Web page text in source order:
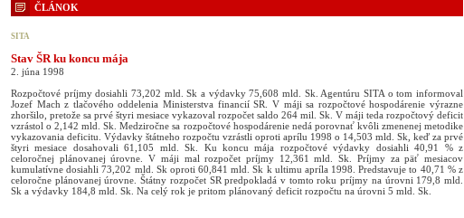
ČLÁNOK
SITA
Stav ŠR ku koncu mája
2. júna 1998
Rozpočtové príjmy dosiahli 73,202 mld. Sk a výdavky 75,608 mld. Sk. Agentúru SITA o tom informoval
Jozef Mach z tlačového oddelenia Ministerstva financií SR. V máji sa rozpočtové hospodárenie výrazne
zhoršilo, pretože sa prvé štyri mesiace vykazoval rozpočet saldo 264 mil. Sk. V máji teda rozpočtový deficit
vzrástol o 2,142 mld. Sk. Medziročne sa rozpočtové hospodárenie nedá porovnať kvôli zmenenej metodike
vykazovania deficitu. Výdavky štátneho rozpočtu vzrástli oproti aprílu 1998 o 14,503 mld. Sk, keď za prvé
štyri mesiace dosahovali 61,105 mld. Sk. Ku koncu mája rozpočtové výdavky dosiahli 40,91 % z
celoročnej plánovanej úrovne. V máji mal rozpočet príjmy 12,361 mld. Sk. Príjmy za päť mesiacov
kumulatívne dosiahli 73,202 mld. Sk oproti 60,841 mld. Sk k ultimu apríla 1998. Predstavuje to 40,71 % z
celoročne plánovanej úrovne. Štátny rozpočet SR predpokladá v tomto roku príjmy na úrovni 179,8 mld.
Sk a výdavky 184,8 mld. Sk. Na celý rok je pritom plánovaný deficit rozpočtu na úrovni 5 mld. Sk.